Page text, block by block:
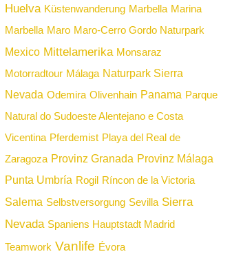
Huelva Küstenwanderung Marbella Marina
Marbella Maro Maro-Cerro Gordo Naturpark
Mexico Mittelamerika Monsaraz
Motorradtour Málaga Naturpark Sierra
Nevada Odemira Olivenhain Panama Parque
Natural do Sudoeste Alentejano e Costa
Vicentina Pferdemist Playa del Real de
Zaragoza Provinz Granada Provinz Málaga
Punta Umbría Rogil Ríncon de la Victoria
Salema Selbstversorgung Sevilla Sierra
Nevada Spaniens Hauptstadt Madrid
Teamwork Vanlife Évora